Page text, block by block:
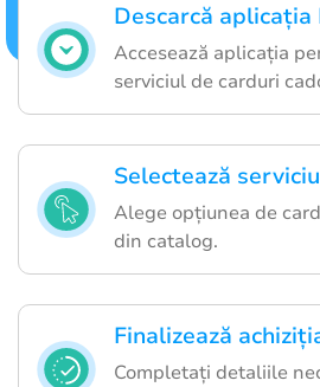
Descarcă aplicația
Accesează aplicația
serviciul de carduri
Selectează
Alege opțiunea de
din catalog.
Finalizează
Completați detaliile